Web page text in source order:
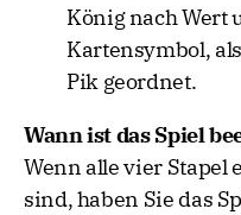
König nach Wert
Kartensymbol,
Pik geordnet.
Wann ist das Spiel
Wenn alle vier Stapel
sind, haben Sie das